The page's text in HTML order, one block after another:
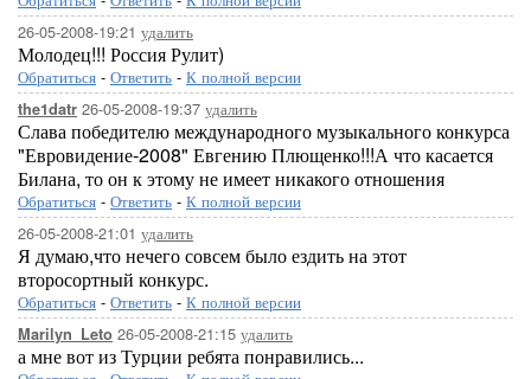
26-05-2008-19:21 удалить
Молодец!!! Россия Рулит)
Обратиться - Ответить - К полной версии
the1datr 26-05-2008-19:37 удалить
Слава победителю международного музыкального конкурса
"Евровидение-2008" Евгению Плющенко!!!А что касается
Билана, то он к этому не имеет никакого отношения
Обратиться - Ответить - К полной версии
26-05-2008-21:01 удалить
Я думаю,что нечего совсем было ездить на этот
второсортный конкурс.
Обратиться - Ответить - К полной версии
Marilyn_Leto 26-05-2008-21:15 удалить
а мне вот из Турции ребята понравились...